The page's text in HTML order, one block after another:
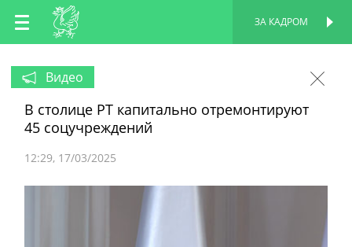
RU
EN
ЗА КАДРОМ
Видео
В столице РТ капитально отремонтируют
45 соцучреждений
12:29 17/03/2025
ПЕРСОНАЛЬНАЯ